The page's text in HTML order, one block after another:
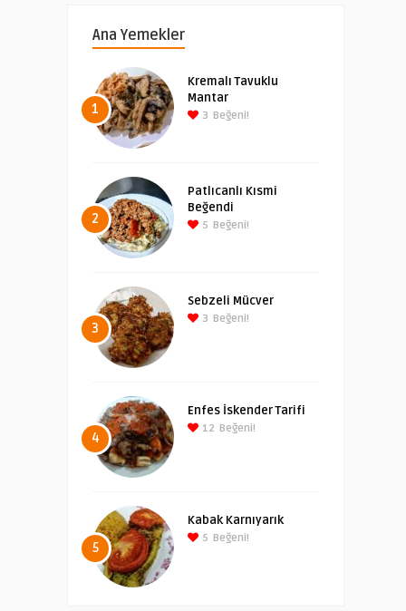
Ana Yemekler
1
Kremalı Tavuklu
Mantar
3 Beğeni!
2
Patlıcanlı Kısmi
Beğendi
5 Beğeni!
3
Sebzeli Mücver
3 Beğeni!
4
Enfes İskender Tarifi
12 Beğeni!
5
Kabak Karnıyarık
5 Beğeni!